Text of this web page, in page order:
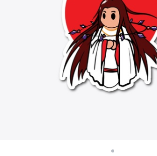
Vendez partout
Vendre n'importe quoi